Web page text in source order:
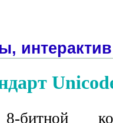
интерактив
8-битной